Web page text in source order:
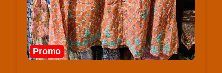
Promo